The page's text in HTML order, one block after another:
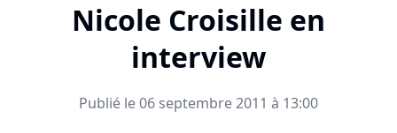
Nicole Croisille en
interview
Publié le 06 septembre 2011 à 13:00